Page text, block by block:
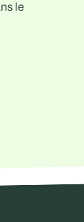
le